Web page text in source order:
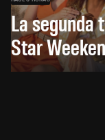
La segunda
Star